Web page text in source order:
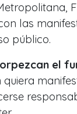
las
público.
el